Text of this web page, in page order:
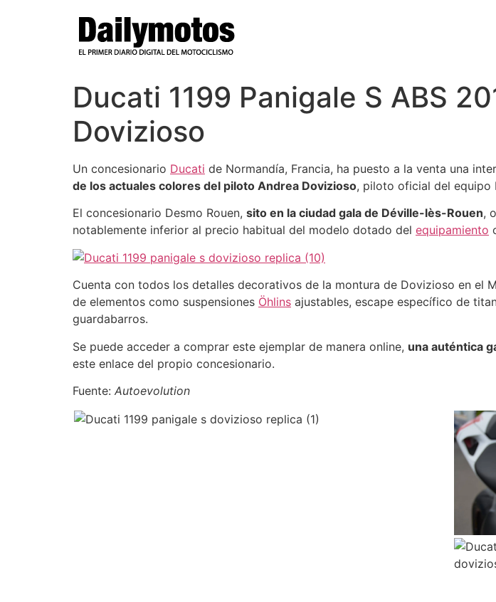
Ducati 1199 Panigale S ABS
Dovizioso
Un concesionario Ducati de Normandía, Francia, ha puesto a la venta una
de los actuales colores del piloto Andrea Dovizioso, piloto oficial del equipo
El concesionario Desmo Rouen, sito en la ciudad gala de Déville-lès-Rouen,
notablemente inferior al precio habitual del modelo dotado del equipamiento
Cuenta con todos los detalles decorativos de la montura de Dovizioso en el
de elementos como suspensiones Öhlins ajustables, escape específico de
guardabarros.
Se puede acceder a comprar este ejemplar de manera online, una auténtica
este enlace del propio concesionario.
Fuente: Autoevolution